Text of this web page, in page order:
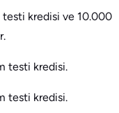
testi kredisi ve 10.000
testi kredisi.
testi kredisi.